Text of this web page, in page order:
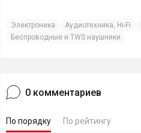
Электроника Аудиотехника, Hi-Fi
Беспроводные и TWS наушники
0 комментариев
По порядку По рейтингу